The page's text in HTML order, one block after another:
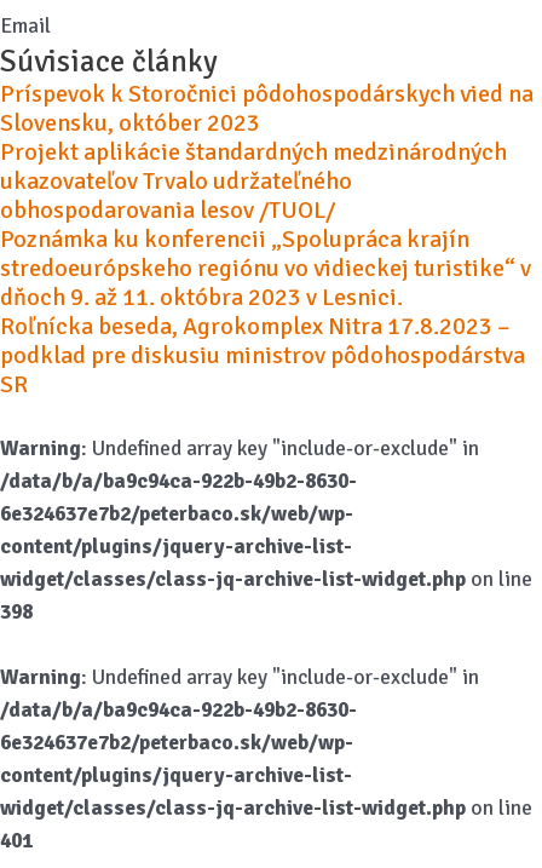
Email
Súvisiace články
Príspevok k Storočnici pôdohospodárskych vied na
Slovensku, október 2023
Projekt aplikácie štandardných medzinárodných
ukazovateľov Trvalo udržateľného
obhospodarovania lesov /TUOL/
Poznámka ku konferencii „Spolupráca krajín
stredoeurópskeho regiónu vo vidieckej turistike“ v
dňoch 9. až 11. októbra 2023 v Lesnici.
Roľnícka beseda, Agrokomplex Nitra 17.8.2023 –
podklad pre diskusiu ministrov pôdohospodárstva
SR
Warning: Undefined array key "include-or-exclude" in
/data/b/a/ba9c94ca-922b-49b2-8630-
6e324637e7b2/peterbaco.sk/web/wp-
content/plugins/jquery-archive-list-
widget/classes/class-jq-archive-list-widget.php on line
398
Warning: Undefined array key "include-or-exclude" in
/data/b/a/ba9c94ca-922b-49b2-8630-
6e324637e7b2/peterbaco.sk/web/wp-
content/plugins/jquery-archive-list-
widget/classes/class-jq-archive-list-widget.php on line
401